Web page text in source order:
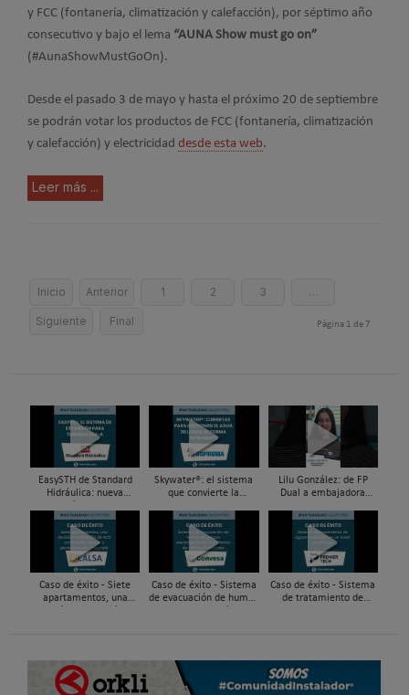
y FCC (fontanería, climatización y calefacción), por séptimo año
consecutivo y bajo el lema “AUNA Show must go on”
(#AunaShowMustGoOn).
Desde el pasado 3 de mayo y hasta el próximo 20 de septiembre
se podrán votar los productos de FCC (fontanería, climatización
y calefacción) y electricidad desde esta web.
Leer más ...
Inicio Anterior 1 2 3 …
Siguiente Final Página 1 de 7
EasySTH de Standard
Hidráulica: nueva
de expansión para
tuberías PEX
Skywater®: el sistema
que convierte la
infraestructura activa de
gestión del agua...
Lilu González: de FP
Dual a embajadora
| Mecatrónica Industrial
Caso de éxito - Siete
apartamentos, una
Caso de éxito - Sistema
de evacuación de humos
Caso de éxito - Sistema
de tratamiento de